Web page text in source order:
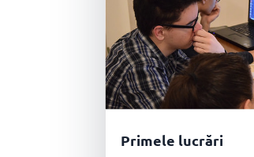
Primele lucrări